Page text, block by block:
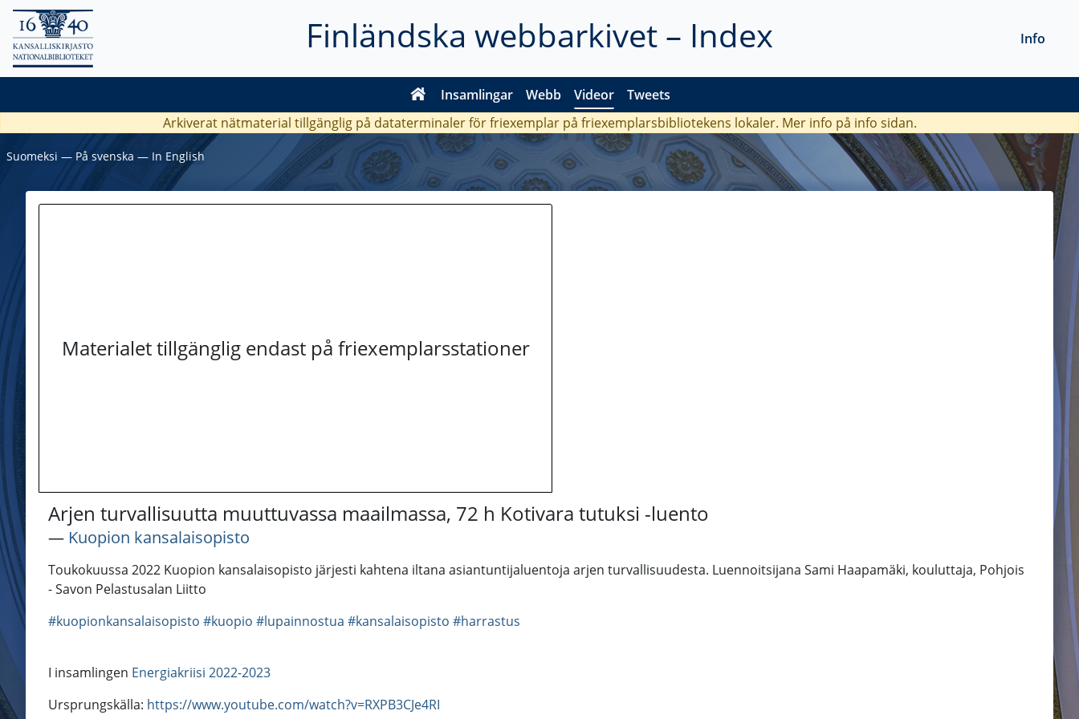
Finländska webbarkivet – Index
Insamlingar Webb Videor Tweets
Info
Arkiverat nätmaterial tillgänglig på dataterminaler för friexemplar på friexemplarsbibliotekens lokaler. Mer info på info sidan.
Suomeksi ― På svenska ― In English
Materialet tillgänglig endast på friexemplarsstationer
Arjen turvallisuutta muuttuvassa maailmassa, 72 h Kotivara tutuksi -luento
― Kuopion kansalaisopisto
Toukokuussa 2022 Kuopion kansalaisopisto järjesti kahtena iltana asiantuntijaluentoja arjen turvallisuudesta. Luennoitsijana Sami Haapamäki, kouluttaja, Pohjois
- Savon Pelastusalan Liitto
#kuopionkansalaisopisto #kuopio #lupainnostua #kansalaisopisto #harrastus
I insamlingen Energiakriisi 2022-2023
Ursprungskälla: https://www.youtube.com/watch?v=RXPB3CJe4RI